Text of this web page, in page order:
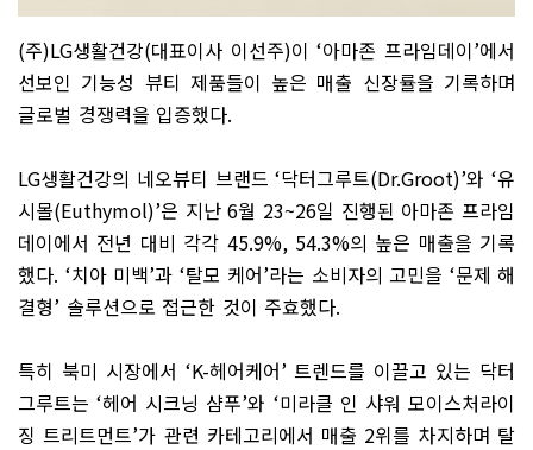
(주)LG생활건강(대표이사 이선주)이‘아마존 프라임데이’에서
선보인 기능성 뷰티 제품들이 높은 매출 신장률을 기록하며
글로벌 경쟁력을 입증했다.
LG생활건강의 네오뷰티 브랜드‘닥터그루트(Dr.Groot)’와 ‘유
시몰(Euthymol)’은 지난6월 23~26일 진행된 아마존 프라임
데이에서 전년 대비 각각 45.9%, 54.3%의 높은 매출을 기록
했다. ‘치아 미백’과 ‘탈모 케어’라는 소비자의 고민을 ‘문제 해
결형’ 솔루션으로 접근한 것이 주효했다.
특히 북미 시장에서 ‘K-헤어케어’트렌드를 이끌고 있는 닥터
그루트는‘헤어 시크닝 샴푸’와 ‘미라클 인 샤워 모이스처라이
징 트리트먼트’가 관련 카테고리에서 매출 2위를 차지하며 탈